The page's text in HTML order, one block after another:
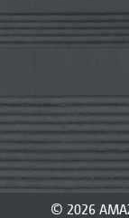
© 2026